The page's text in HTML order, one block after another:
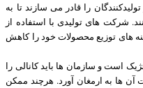
را قادر می سازند تا به
شرکت های تولیدی با استفاده از
های توزیع محصولات خود را کاهش
است و سازمان ها باید کانالی را
آن ها به ارمغان آورد. هرچند ممکن